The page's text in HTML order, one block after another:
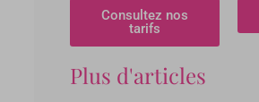
Consultez nos
tarifs
Plus d'articles